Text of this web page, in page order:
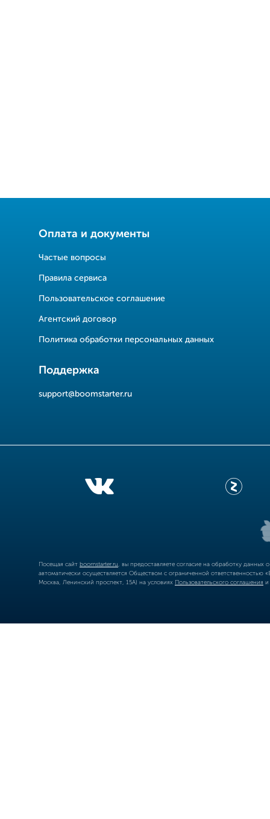
Оплата и документы
Частые вопросы
Правила сервиса
Пользовательское соглашение
Агентский договор
Политика обработки персональных данных
Поддержка
support@boomstarter.ru
Посещая сайт boomstarter.ru , вы предоставляете согласие на обработку
автоматически осуществляется Обществом с ограниченной
Москва, Ленинский проспект, 15А) на условиях Пользовательского соглашения и